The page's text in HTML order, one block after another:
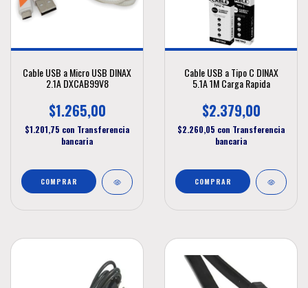
Cable USB a Micro USB DINAX
2.1A DXCAB99V8
$1.265,00
$1.201,75 con Transferencia
bancaria
Cable USB a Tipo C DINAX
5.1A 1M Carga Rapida
$2.379,00
$2.260,05 con Transferencia
bancaria